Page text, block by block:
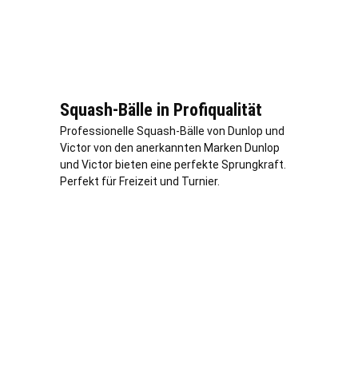
Squash-Bälle in Profiqualität
Professionelle Squash-Bälle von Dunlop und
Victor von den anerkannten Marken Dunlop
und Victor bieten eine perfekte Sprungkraft.
Perfekt für Freizeit und Turnier.